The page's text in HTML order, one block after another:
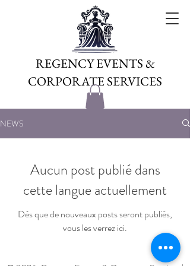
REGENCY EVENTS &
CORPORATE SERVICES
NEWS
Aucun post publié dans
cette langue actuellement
Dès que de nouveaux posts seront publiés,
vous les verrez ici.